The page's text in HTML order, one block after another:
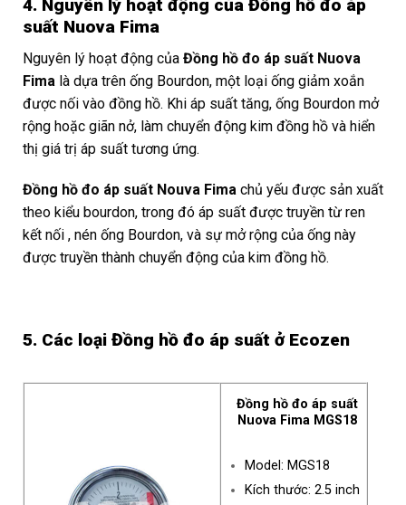
4. Nguyên lý hoạt động của Đồng hồ đo áp
suất Nuova Fima
Nguyên lý hoạt động của Đồng hồ đo áp suất Nuova
Fima là dựa trên ống Bourdon, một loại ống giảm xoắn
được nối vào đồng hồ. Khi áp suất tăng, ống Bourdon mở
rộng hoặc giãn nở, làm chuyển động kim đồng hồ và hiển
thị giá trị áp suất tương ứng.
Đồng hồ đo áp suất Nouva Fima chủ yếu được sản xuất
theo kiểu bourdon, trong đó áp suất được truyền từ ren
kết nối , nén ống Bourdon, và sự mở rộng của ống này
được truyền thành chuyển động của kim đồng hồ.
5. Các loại Đồng hồ đo áp suất ở Ecozen
Đồng hồ đo áp suất
Nuova Fima MGS18
Model: MGS18
Kích thước: 2.5 inch